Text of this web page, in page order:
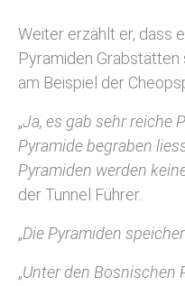
Weiter erzählt er, dass
Pyramiden
am Beispiel der
„Ja, es gab sehr reiche
Pyramide begraben
Pyramiden werden
der Tunnel Führer.
„Die Pyramiden
„Unter den Bosnischen